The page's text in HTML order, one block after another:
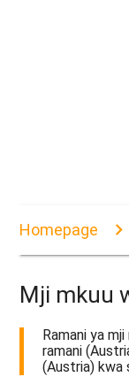
Homepage
Mji mkuu
Ramani ya
ramani
(Austria) kwa